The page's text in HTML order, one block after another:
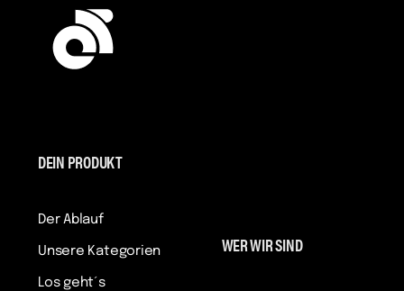
DEIN PRODUKT
Der Ablauf
Unsere Kategorien
Los geht´s
WER WIR SIND